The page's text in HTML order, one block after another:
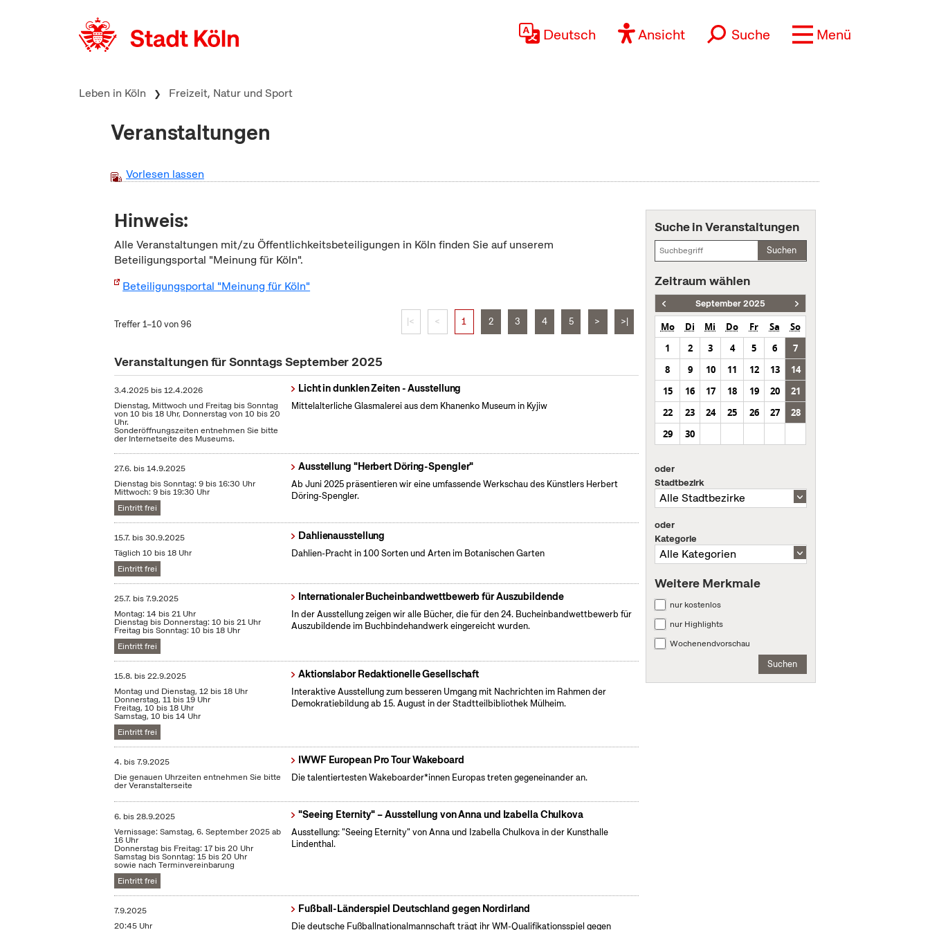
Deutsch Ansicht Suche Menü
Leben in Köln Freizeit, Natur und Sport
Veranstaltungen
Vorlesen lassen
Hinweis:
Alle Veranstaltungen mit/zu Öffentlichkeitsbeteiligungen in Köln finden Sie auf unserem
Beteiligungsportal "Meinung für Köln".
Beteiligungsportal "Meinung für Köln"
Treffer 1–10 von 96 |< < 1 2 3 4 5 > >|
Veranstaltungen für Sonntags September 2025
3.4.2025 bis12.4.2026
Dienstag, Mittwoch und Freitag bis Sonntag
von 10 bis 18 Uhr, Donnerstag von 10 bis 20
Uhr.
Sonderöffnungszeiten entnehmen Sie bitte
der Internetseite des Museums.
Licht in dunklen Zeiten - Ausstellung
Mittelalterliche Glasmalerei aus dem Khanenko Museum in Kyjiw
27.6. bis14.9.2025
Dienstag bis Sonntag: 9 bis 16:30 Uhr
Mittwoch: 9 bis 19:30 Uhr
Eintritt frei
Ausstellung "Herbert Döring-Spengler"
Ab Juni 2025 präsentieren wir eine umfassende Werkschau des Künstlers Herbert
Döring-Spengler.
15.7. bis30.9.2025
Täglich 10 bis 18 Uhr
Eintritt frei
Dahlienausstellung
Dahlien-Pracht in 100 Sorten und Arten im Botanischen Garten
25.7. bis7.9.2025
Montag: 14 bis 21 Uhr
Dienstag bis Donnerstag: 10 bis 21 Uhr
Freitag bis Sonntag: 10 bis 18 Uhr
Eintritt frei
Internationaler Bucheinbandwettbewerb für Auszubildende
In der Ausstellung zeigen wir alle Bücher, die für den 24. Bucheinbandwettbewerb für
Auszubildende im Buchbindehandwerk eingereicht wurden.
15.8. bis22.9.2025
Montag und Dienstag, 12 bis 18 Uhr
Donnerstag, 11 bis 19 Uhr
Freitag, 10 bis 18 Uhr
Samstag, 10 bis 14 Uhr
Eintritt frei
Aktionslabor Redaktionelle Gesellschaft
Interaktive Ausstellung zum besseren Umgang mit Nachrichten im Rahmen der
Demokratiebildung ab 15. August in der Stadtteilbibliothek Mülheim.
4. bis7.9.2025
Die genauen Uhrzeiten entnehmen Sie bitte
der Veranstalterseite
IWWF European Pro Tour Wakeboard
Die talentiertesten Wakeboarder*innen Europas treten gegeneinander an.
6. bis28.9.2025
Vernissage: Samstag, 6. September 2025 ab
16 Uhr
Donnerstag bis Freitag: 17 bis 20 Uhr
Samstag bis Sonntag: 15 bis 20 Uhr
sowie nach Terminvereinbarung
Eintritt frei
"Seeing Eternity" – Ausstellung von Anna und Izabella Chulkova
Ausstellung: "Seeing Eternity" von Anna und Izabella Chulkova in der Kunsthalle
Lindenthal.
7.9.2025
20:45 Uhr
Fußball-Länderspiel Deutschland gegen Nordirland
Die deutsche Fußballnationalmannschaft trägt ihr WM-Qualifikationsspiel gegen
Suche in Veranstaltungen
Suchen
Zeitraum wählen
September 2025
Mo Di Mi Do Fr Sa
So
1
2 3 4 5 6
7
8
9 10 11 12 13
14
15
16 17 18 19 20
21
22
23 24 25 26 27
28
29
30
oder
Stadtbezirk
oder
Kategorie
Weitere Merkmale
nur kostenlos
nur Highlights
Wochenendvorschau
Suchen